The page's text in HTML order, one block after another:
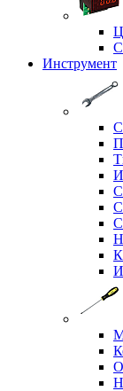
Инструмент